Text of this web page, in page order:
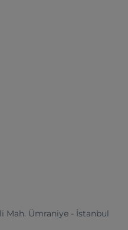
Mah. Ümraniye - İstanbul